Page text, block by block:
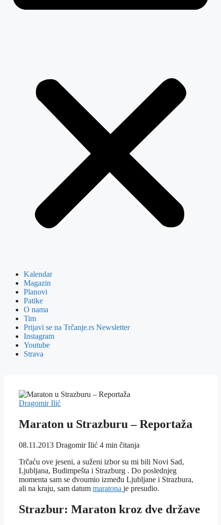
Kalendar
Magazin
Planovi
Patike
O nama
Tim
Prijavi se na Trčanje.rs Newsletter
Instagram
Youtube
Strava
Dragomir Ilić
Maraton u Strazburu – Reportaža
08.11.2013 Dragomir Ilić 4 min čitanja
Trčaću ove jeseni, a suženi izbor su mi bili Novi Sad,
Ljubljana, Budimpešta i Strazburg . Do poslednjeg
momenta sam se dvoumio između Ljubljane i Strazbura,
ali na kraju, sam datum maratona je presudio.
Strazbur: Maraton kroz dve države